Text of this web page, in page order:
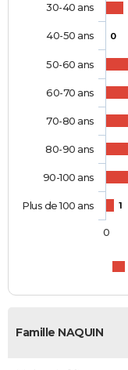
0
1
30-40 ans
40-50 ans
50-60 ans
60-70 ans
70-80 ans
80-90 ans
90-100 ans
Plus de 100 ans
0
Famille NAQUIN